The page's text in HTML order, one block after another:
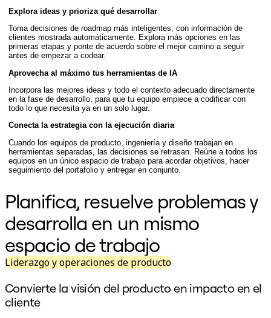
Talleres
Mapas mentales
Mapas conceptuales
Diagramas de flujo
Creación de roadmaps
Mapeo de procesos
Diseño técnico y documentación
Prototipos y wireframes
Análisis de resultados
Miro Design Workshops
Miro Planning & Delivery
Planificación de objetivos
Diseño organizacional
Por segmento empresarial
Enterprise
Startups
Por sector
Digital
Servicios profesionales
Fabricación
Comercio minorista
Servicios financieros
Explora ideas y prioriza qué desarrollar
Toma decisiones de roadmap más inteligentes, con información de
clientes mostrada automáticamente. Explora más opciones en las
primeras etapas y ponte de acuerdo sobre el mejor camino a seguir
antes de empezar a codear.
Aprovecha al máximo tus herramientas de IA
Incorpora las mejores ideas y todo el contexto adecuado directamente
en la fase de desarrollo, para que tu equipo empiece a codificar con
todo lo que necesita ya en un solo lugar.
Conecta la estrategia con la ejecución diaria
Cuando los equipos de producto, ingeniería y diseño trabajan en
herramientas separadas, las decisiones se retrasan. Reúne a todos los
equipos en un único espacio de trabajo para acordar objetivos, hacer
seguimiento del portafolio y entregar en conjunto.
Planifica, resuelve problemas y
desarrolla en un mismo
espacio de trabajo
Liderazgo y operaciones de producto
Convierte la visión del producto en impacto en el
cliente